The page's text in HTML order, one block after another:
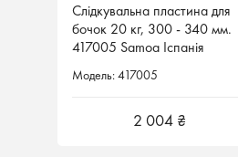
Слідкувальна пластина для
бочок 20 кг, 300 - 340 мм.
417005 Samoa Іспанія
Модель: 417005
2 004 ₴